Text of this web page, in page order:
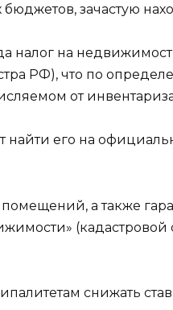
зачастую
налог на
РФ), что по
от
его на
а также
снижать